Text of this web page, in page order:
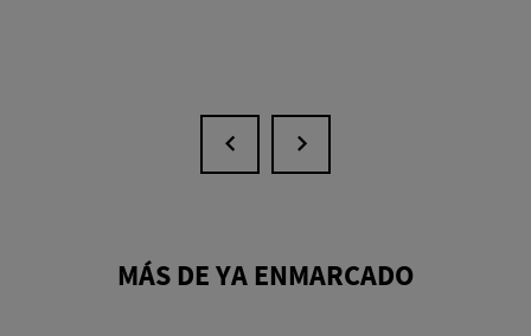
MÁS DE YA ENMARCADO